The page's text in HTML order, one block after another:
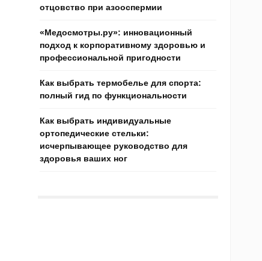
отцовство при азооспермии
«Медосмотры.ру»: инновационный
подход к корпоративному здоровью и
профессиональной пригодности
Как выбрать термобелье для спорта:
полный гид по функциональности
Как выбрать индивидуальные
ортопедические стельки:
исчерпывающее руководство для
здоровья ваших ног